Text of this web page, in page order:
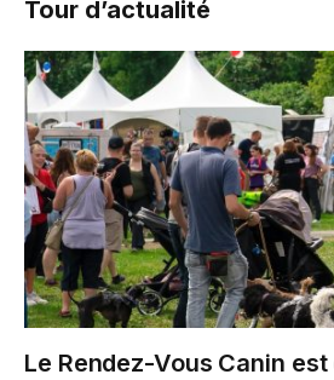
Tour d’actualité
Le Rendez-Vous Canin